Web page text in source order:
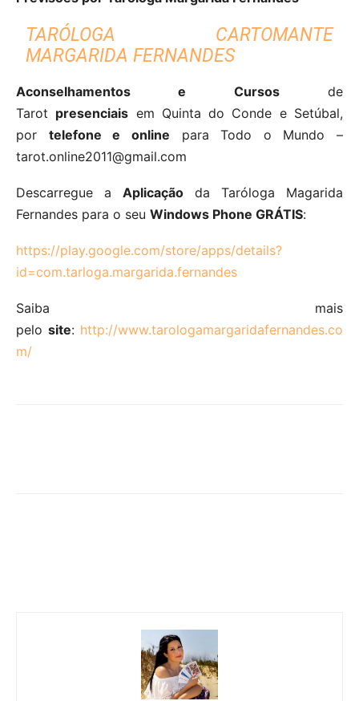
TARÓLOGA CARTOMANTE
MARGARIDA FERNANDES
Aconselhamentos e Cursosde
Tarot presenciais em Quinta do Conde e Setúbal,
por telefone e online para Todo o Mundo –
tarot.online2011@gmail.com
Descarregue a Aplicação da Taróloga Magarida
Fernandes para o seu Windows Phone GRÁTIS:
https://play.google.com/store/apps/details?
id=com.tarloga.margarida.fernandes
Saiba mais
pelo site: http://www.tarologamargaridafernandes.co
m/